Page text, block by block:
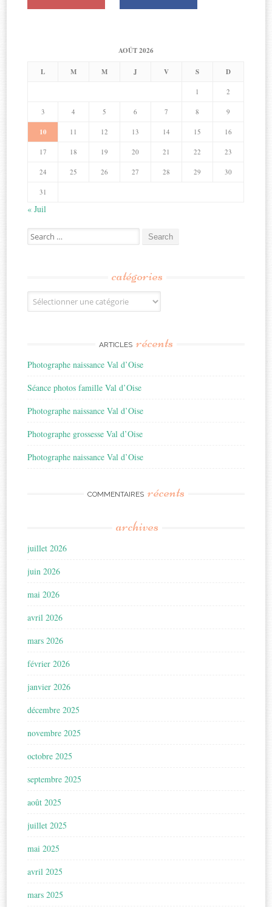
AOÛT 2026
L M M J V S D
1 2
3 4 5 6 7 8 9
10 11 12 13 14 15 16
17 18 19 20 21 22 23
24 25 26 27 28 29 30
31
« Juil
Search
for:
catégories
Catégories
ARTICLES récents
Photographe naissance Val d’Oise
Séance photos famille Val d’Oise
Photographe naissance Val d’Oise
Photographe grossesse Val d’Oise
Photographe naissance Val d’Oise
COMMENTAIRES récents
archives
juillet 2026
juin 2026
mai 2026
avril 2026
mars 2026
février 2026
janvier 2026
décembre 2025
novembre 2025
octobre 2025
septembre 2025
août 2025
juillet 2025
mai 2025
avril 2025
mars 2025